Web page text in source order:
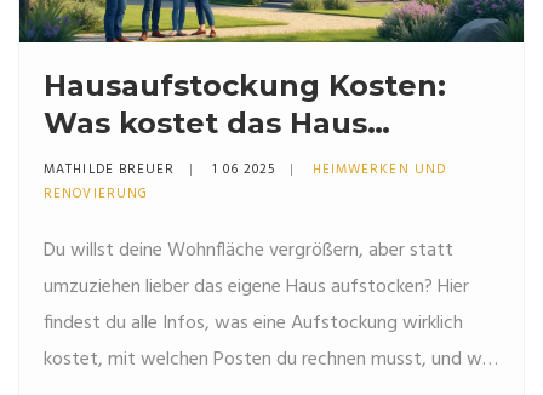
Hausaufstockung Kosten:
Was kostet das Haus
aufstocken wirklich?
MATHILDE BREUER 1 06 2025
HEIMWERKEN UND
RENOVIERUNG
Du willst deine Wohnfläche vergrößern, aber statt
umzuziehen lieber das eigene Haus aufstocken? Hier
findest du alle Infos, was eine Aufstockung wirklich
kostet, mit welchen Posten du rechnen musst, und wie